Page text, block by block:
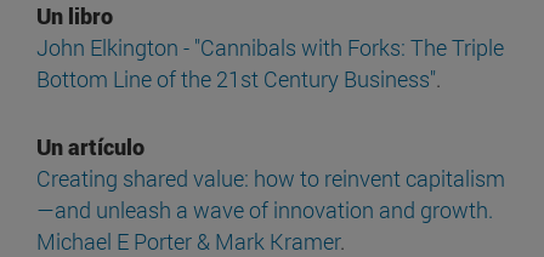
Un libro
John Elkington - "Cannibals with Forks: The Triple
Bottom Line of the 21st Century Business".
Un artículo
Creating shared value: how to reinvent capitalism
—and unleash a wave of innovation and growth.
Michael E Porter & Mark Kramer.